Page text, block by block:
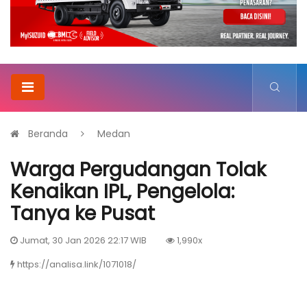
Beranda Medan
Warga Pergudangan Tolak
Kenaikan IPL, Pengelola:
Tanya ke Pusat
Jumat, 30 Jan 2026 22:17 WIB
1,990x
https://analisa.link/1071018/